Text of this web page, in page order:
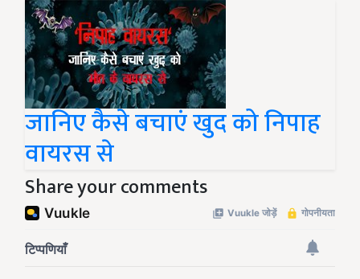
जानिए कैसे बचाएं खुद को निपाह
वायरस से
Share your comments